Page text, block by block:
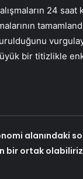
24 saat
bir titizlikle
alanındaki
bir ortak olabiliriz